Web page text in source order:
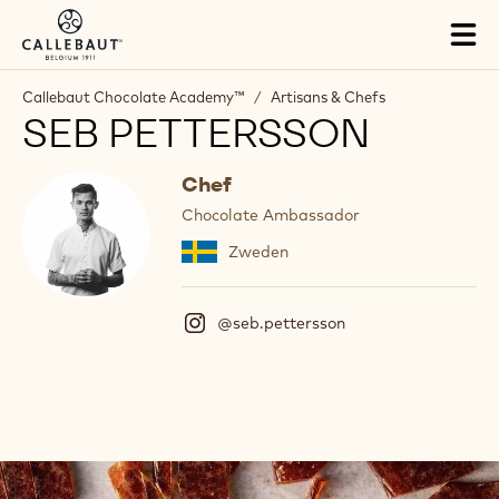
Skip to main content
Callebaut Chocolate Academy™ / Artisans & Chefs
SEB PETTERSSON
Chef
Chocolate Ambassador
Zweden
@seb.pettersson
r
a